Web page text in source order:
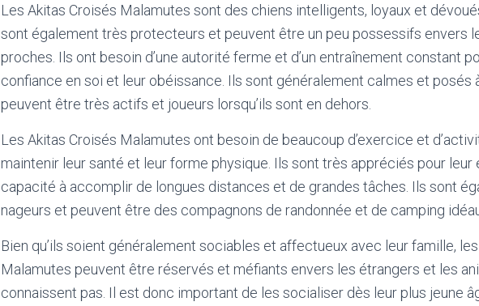
Les Akitas Croisés Malamutes sont des chiens intelligents, loyaux et
sont également très protecteurs et peuvent être un peu possessifs envers
proches. Ils ont besoin d’une autorité ferme et d’un entraînement constant
confiance en soi et leur obéissance. Ils sont généralement calmes et posés
peuvent être très actifs et joueurs lorsqu’ils sont en dehors.
Les Akitas Croisés Malamutes ont besoin de beaucoup d’exercice et
maintenir leur santé et leur forme physique. Ils sont très appréciés pour leur
capacité à accomplir de longues distances et de grandes tâches. Ils sont
nageurs et peuvent être des compagnons de randonnée et de camping
Bien qu’ils soient généralement sociables et affectueux avec leur famille,
Malamutes peuvent être réservés et méfiants envers les étrangers et les
connaissent pas. Il est donc important de les socialiser dès leur plus jeune